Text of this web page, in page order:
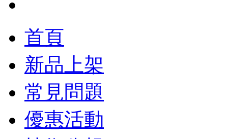
首頁
新品上架
常見問題
優惠活動